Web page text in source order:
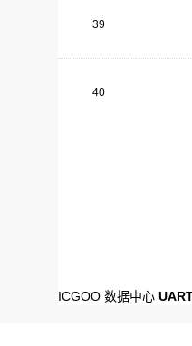
39
40
ICGOO 数据中心